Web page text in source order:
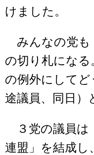
けました。
みんなの党も
の切り札にな
の例外にして
途議員、同日）
３党の議員は
連盟」を結成し